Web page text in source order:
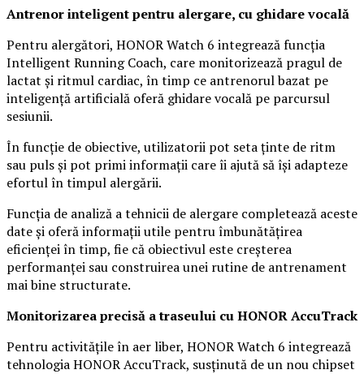
Antrenor inteligent pentru alergare, cu ghidare vocală
Pentru alergători, HONOR Watch 6 integrează funcția
Intelligent Running Coach, care monitorizează pragul de
lactat și ritmul cardiac, în timp ce antrenorul bazat pe
inteligență artificială oferă ghidare vocală pe parcursul
sesiunii.
În funcție de obiective, utilizatorii pot seta ținte de ritm
sau puls și pot primi informații care îi ajută să își adapteze
efortul în timpul alergării.
Funcția de analiză a tehnicii de alergare completează aceste
date și oferă informații utile pentru îmbunătățirea
eficienței în timp, fie că obiectivul este creșterea
performanței sau construirea unei rutine de antrenament
mai bine structurate.
Monitorizarea precisă a traseului cu HONOR AccuTrack
Pentru activitățile în aer liber, HONOR Watch 6 integrează
tehnologia HONOR AccuTrack, susținută de un nou chipset